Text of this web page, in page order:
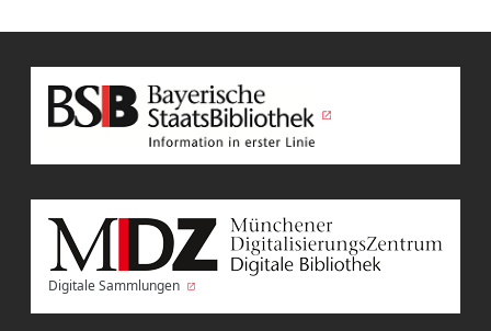
Digitale Sammlungen